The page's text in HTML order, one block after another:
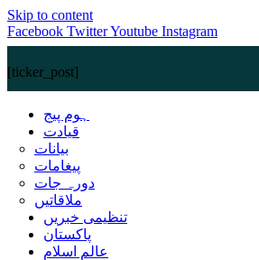
Skip to content
Facebook TwitterYoutube Instagram
[ticker_post]
ہوم پیج
قیادت
بیانات
پیغامات
دورہ جات
ملاقاتیں
تنظیمی خبریں
پاکستان
عالم اسلام